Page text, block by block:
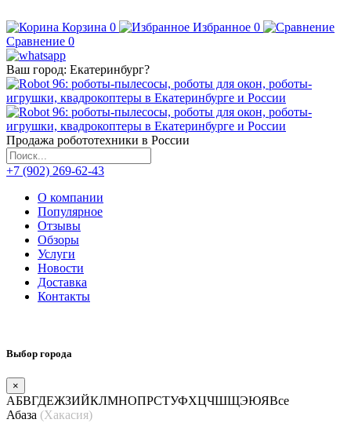
Корзина 0 Избранное 0
Сравнение 0
Ваш город: Екатеринбург?
Продажа робототехники в России
+7 (902) 269-62-43
О компании
Популярное
Отзывы
Обзоры
Услуги
Новости
Доставка
Контакты
Выбор города
×
АБВГДЕЖЗИЙКЛМНОПРСТУФХЦЧШЩЭЮЯВсе
Абаза (Хакасия)